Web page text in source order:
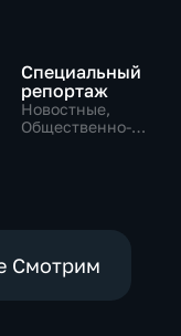
Специальный
репортаж
Новостные,
Общественно-
Смотрим